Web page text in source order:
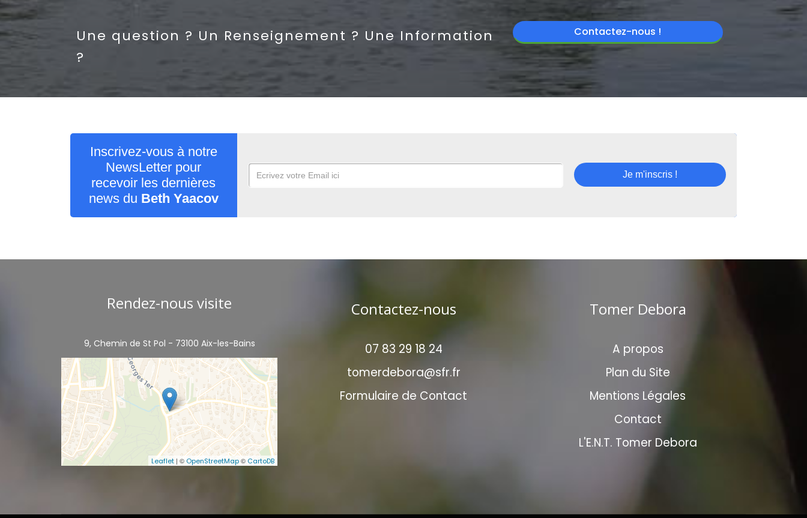
Une question ? Un Renseignement ? Une Information
?
Contactez-nous !
Inscrivez-vous à notre
NewsLetter pour
recevoir les dernières
news du Beth Yaacov
Je m'inscris !
Rendez-nous visite
9, Chemin de St Pol - 73100 Aix-les-Bains
Leaflet | © OpenStreetMap© CartoDB
Contactez-nous
07 83 29 18 24
tomerdebora@sfr.fr
Formulaire de Contact
Tomer Debora
A propos
Plan du Site
Mentions Légales
Contact
L'E.N.T. Tomer Debora